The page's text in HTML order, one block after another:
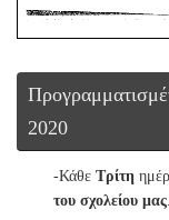
2020
-Κάθε Τρίτη
του σχολείου μας.